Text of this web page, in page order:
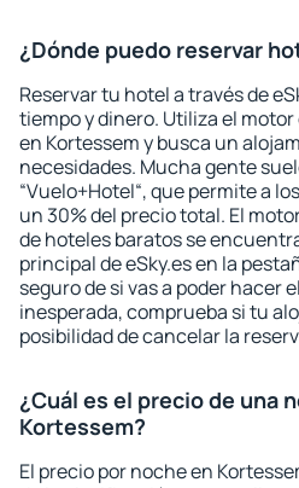
¿Dónde puedo reservar
Reservar tu hotel a través de
tiempo y dinero. Utiliza el
en Kortessem y busca un
necesidades. Mucha gente
“Vuelo+Hotel“, que permite a
un 30% del precio total. El
de hoteles baratos se
principal de eSky.es en la
seguro de si vas a poder hacer
inesperada, comprueba si tu
posibilidad de cancelar la
¿Cuál es el precio de una
Kortessem?
El precio por noche en